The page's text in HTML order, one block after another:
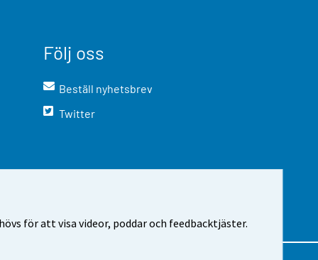
för att visa videor, poddar och feedbacktjäster.
Följ oss
Beställ nyhetsbrev
Twitter